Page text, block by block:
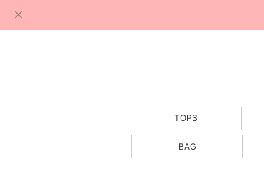
TOPS
BAG